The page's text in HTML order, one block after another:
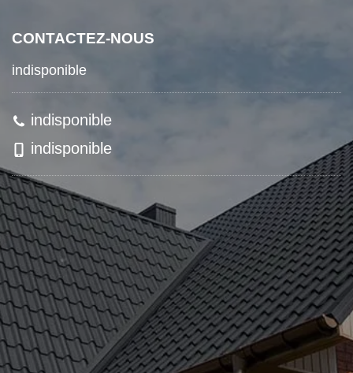
CONTACTEZ-NOUS
indisponible
indisponible
indisponible